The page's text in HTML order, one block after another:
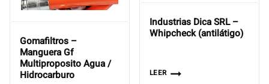
Gomafiltros –
Manguera Gf
Multiproposito Agua /
Hidrocarburo
Industrias Dica SRL –
Whipcheck (antilátigo)
LEER